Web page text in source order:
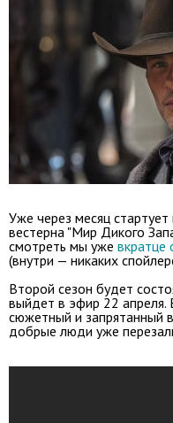
Уже через месяц
вестерна "Мир Дикого
смотреть мы уже вкратце
(внутри — никаких
Второй сезон будет
выйдет в эфир 22 апреля.
сюжетный и запрятанный
добрые люди уже